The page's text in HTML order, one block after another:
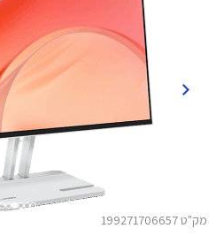
מק"ט 199271706657